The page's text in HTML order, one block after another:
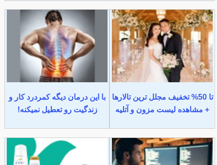
تا 50% تخفیف مجلل ترین تالارها
+ مشاهده لیست مزون و آتلیه
با این درمان دیگه کمردرد کار و
زندگیت رو تعطیل نمیکنه!